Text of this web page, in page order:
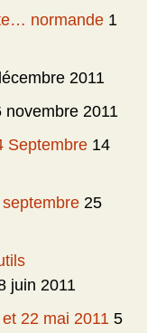
normande 1
2011
novembre 2011
Septembre 14
25
juin 2011
22 mai 2011 5